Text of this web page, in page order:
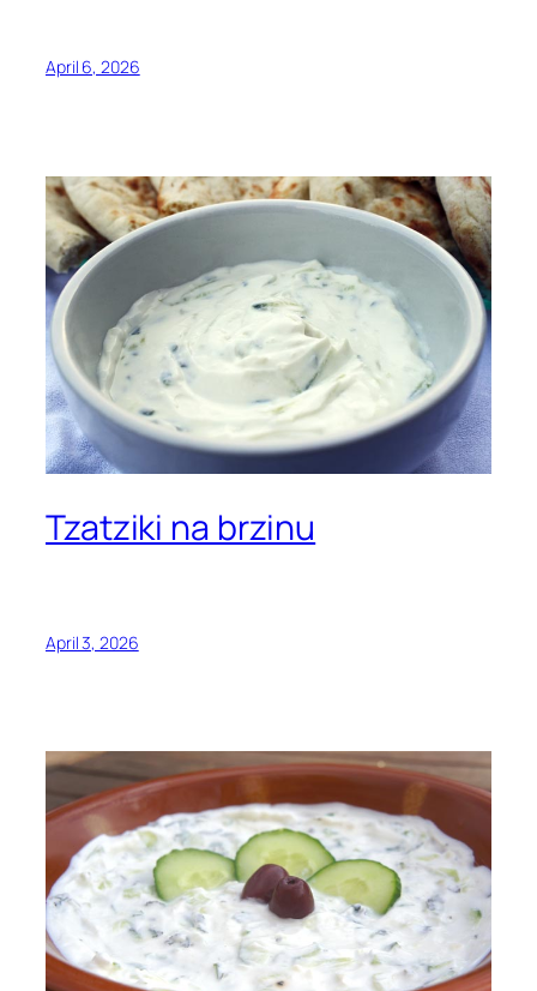
April 6, 2026
Tzatziki na brzinu
April 3, 2026